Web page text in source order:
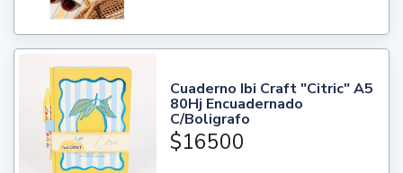
Cuaderno Ibi Craft "Citric" A5
80Hj Encuadernado
C/Boligrafo
$16500